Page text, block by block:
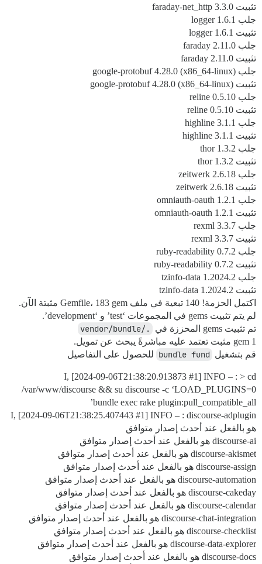
تثبيت faraday-net_http 3.3.0
جلب logger 1.6.1
تثبيت logger 1.6.1
جلب faraday 2.11.0
تثبيت faraday 2.11.0
جلب google-protobuf 4.28.0 (x86_64-linux)
تثبيت google-protobuf 4.28.0 (x86_64-linux)
جلب reline 0.5.10
تثبيت reline 0.5.10
جلب highline 3.1.1
تثبيت highline 3.1.1
جلب thor 1.3.2
تثبيت thor 1.3.2
جلب zeitwerk 2.6.18
تثبيت zeitwerk 2.6.18
جلب omniauth-oauth 1.2.1
تثبيت omniauth-oauth 1.2.1
جلب rexml 3.3.7
تثبيت rexml 3.3.7
جلب ruby-readability 0.7.2
تثبيت ruby-readability 0.7.2
جلب tzinfo-data 1.2024.2
تثبيت tzinfo-data 1.2024.2
اكتمل الحزمة! 140 تبعية في ملف Gemfile، 183 gem مثبتة الآن.
لم يتم تثبيت gems في المجموعات ‘test’ و ‘development’.
تم تثبيت gems المحززة في
./vendor/bundle
1 gem مثبت تعتمد عليه مباشرةً يبحث عن تمويل.
قم بتشغيل bundle fund للحصول على التفاصيل
I, [2024-09-06T21:38:20.913873 #1] INFO – : > cd
/var/www/discourse && su discourse -c ‘LOAD_PLUGINS=0
bundle exec rake plugin:pull_compatible_all’
I, [2024-09-06T21:38:25.407443 #1] INFO – : discourse-adplugin
هو بالفعل عند أحدث إصدار متوافق
discourse-ai هو بالفعل عند أحدث إصدار متوافق
discourse-akismet هو بالفعل عند أحدث إصدار متوافق
discourse-assign هو بالفعل عند أحدث إصدار متوافق
discourse-automation هو بالفعل عند أحدث إصدار متوافق
discourse-cakeday هو بالفعل عند أحدث إصدار متوافق
discourse-calendar هو بالفعل عند أحدث إصدار متوافق
discourse-chat-integration هو بالفعل عند أحدث إصدار متوافق
discourse-checklist هو بالفعل عند أحدث إصدار متوافق
discourse-data-explorer هو بالفعل عند أحدث إصدار متوافق
discourse-docs هو بالفعل عند أحدث إصدار متوافق